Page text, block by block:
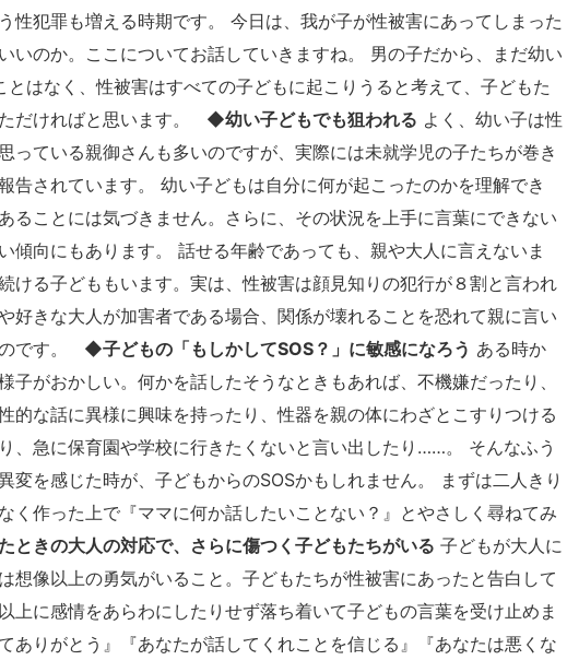
性犯罪も増える時期です。 今日は、我が子が性被害にあってしまった
いのか。ここについてお話していきますね。 男の子だから、まだ幼い
はなく、性被害はすべての子どもに起こりうると考えて、子どもた
だければと思います。 ◆幼い子どもでも狙われる よく、幼い子は性
っている親御さんも多いのですが、実際には未就学児の子たちが巻き
告されています。 幼い子どもは自分に何が起こったのかを理解でき
ることには気づきません。さらに、その状況を上手に言葉にできない
傾向にもあります。 話せる年齢であっても、親や大人に言えないま
ける子どももいます。実は、性被害は顔見知りの犯行が８割と言われ
好きな大人が加害者である場合、関係が壊れることを恐れて親に言い
です。 ◆子どもの「もしかしてSOS？」に敏感になろう ある時か
子がおかしい。何かを話したそうなときもあれば、不機嫌だったり、
的な話に異様に興味を持ったり、性器を親の体にわざとこすりつける
、急に保育園や学校に行きたくないと言い出したり……。 そんなふう
変を感じた時が、子どもからのSOSかもしれません。 まずは二人きり
く作った上で『ママに何か話したいことない？』とやさしく尋ねてみ
ときの大人の対応で、さらに傷つく子どもたちがいる 子どもが大人に
想像以上の勇気がいること。子どもたちが性被害にあったと告白して
上に感情をあらわにしたりせず落ち着いて子どもの言葉を受け止めま
ありがとう』『あなたが話してくれことを信じる』『あなたは悪くな